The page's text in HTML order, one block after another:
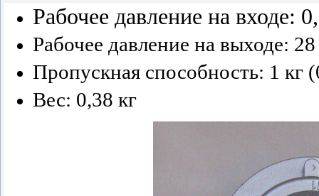
Рабочее давление на входе:
Рабочее давление на выходе:
Пропускная способность: 1 кг
Вес: 0,38 кг